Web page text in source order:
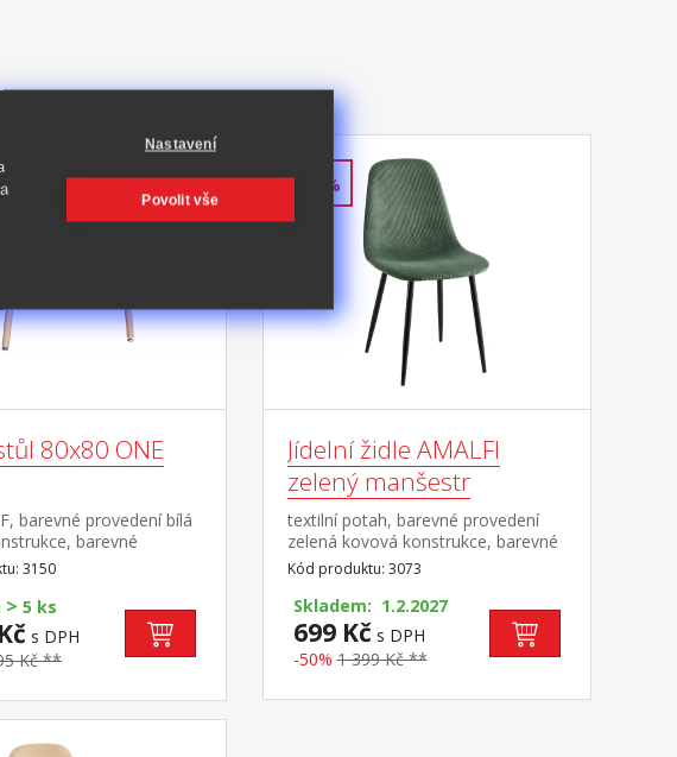
80x80 ONE
barevné provedení bílá
barevné
kulaté nohy, materiál
nastavitelné plastové
krytkou
3150
> 5 ks
s DPH
Kč **
-50%
Jídelní židle AMALFI
zelený manšestr
textilní potah, barevné provedení
zelená kovová konstrukce, barevné
provedení černá
Kód produktu: 3073
Skladem: 1.2.2027
699 Kč s DPH
-50% 1 399 Kč **
Nastavení
Povolit vše